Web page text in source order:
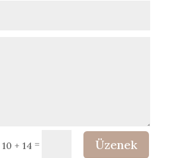
10 + 14 = Üzenek